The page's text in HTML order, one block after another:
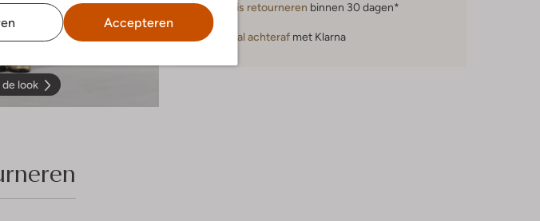
Accepteren
look
Gratis retourneren binnen 30 dagen*
Betaal achteraf met Klarna